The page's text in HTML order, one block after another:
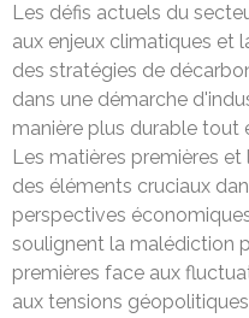
Les défis actuels du
aux enjeux climatiques et
des stratégies de
dans une démarche
manière plus durable tout
Les matières premières
des éléments cruciaux
perspectives
soulignent la malédiction
premières face aux
aux tensions